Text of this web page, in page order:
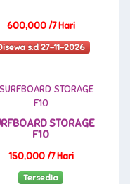
600,000 /7 Hari
s.d 27-11-2026
STORAGE
F10
150,000 /7 Hari
Tersedia